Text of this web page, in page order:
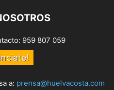
959 807 059
a: prensa@huelvacosta.com